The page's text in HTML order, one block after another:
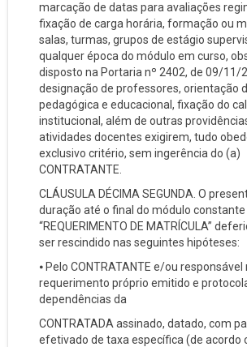
marcação de datas para avaliações
fixação de carga horária, formação ou
salas, turmas, grupos de estágio
qualquer época do módulo em curso,
disposto na Portaria nº 2402, de 09/11/
designação de professores, orientação
pedagógica e educacional, fixação do
institucional, além de outras
atividades docentes exigirem, tudo
exclusivo critério, sem ingerência do (a)
CONTRATANTE.
CLÁUSULA DÉCIMA SEGUNDA. O
duração até o final do módulo constante
“REQUERIMENTO DE MATRÍCULA”
ser rescindido nas seguintes hipóteses:
⦁ Pelo CONTRATANTE e/ou
requerimento próprio emitido e
dependências da
CONTRATADA assinado, datado, com
efetivado de taxa específica (de acordo